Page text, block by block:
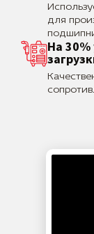
для
На 30%